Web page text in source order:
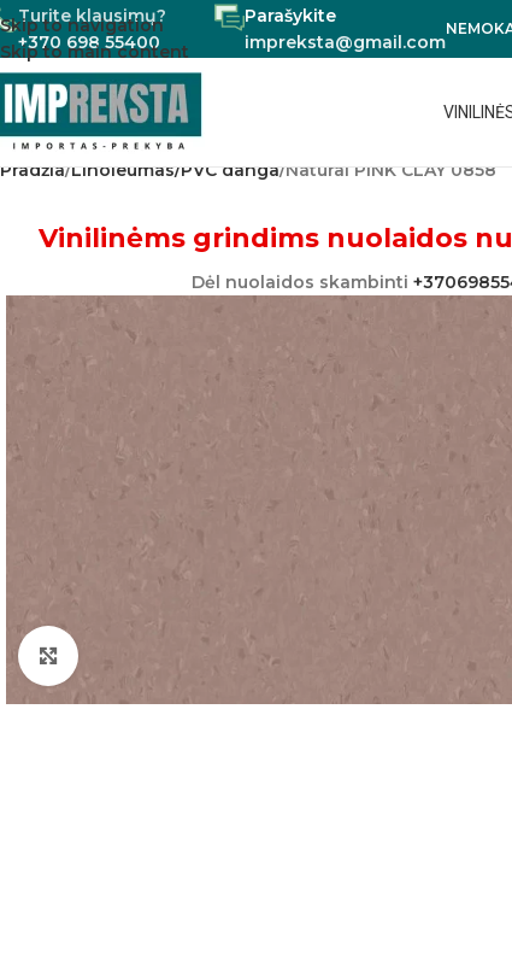
Skip to navigation
Skip to main content
Turite klausimų?
+370 698 55400
Parašykite
impreksta@gmail.com
Pradžia Linoleumas/PVC danga Natural PINK CLAY 0858
Vinilinėms grindims nuolaidos
Dėl nuolaidos skambinti